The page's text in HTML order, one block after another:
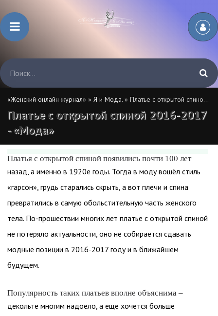
«Женский онлайн журнал» » Я и Мода. » Платье с открытой спиной 2016-2017 - «Мода»
Платье с открытой спиной 2016-2017
- «Мода»
Платья с открытой спиной появились почти 100 лет
назад, а именно в 1920е годы. Тогда в моду вошёл стиль
«гарсон», грудь старались скрыть, а вот плечи и спина
превратились в самую обольстительную часть женского
тела. По-прошествии многих лет платье с открытой спиной
не потеряло актуальности, оно не собирается сдавать
модные позиции в 2016-2017 году и в ближайшем
будущем.
Популярность таких платьев вполне объяснима –
декольте многим надоело, а еще хочется больше